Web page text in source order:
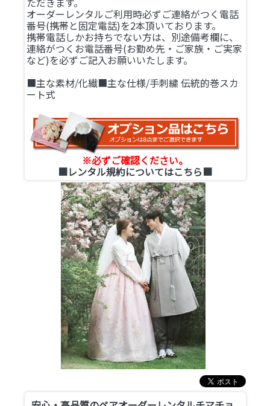
オーダーレンタルご利用時必ずご連絡がつく電話
番号(携帯と固定電話)を2本頂いております。
携帯電話しかお持ちでない方は、別途備考欄に、
連絡がつくお電話番号(お勤め先・ご家族・ご実家
など)を必ずご記入お願いいたします。
■主な素材/化繊■主な仕様/手刺繍 伝統的巻スカ
ート式
※必ずご確認ください。
■レンタル規約についてはこちら■